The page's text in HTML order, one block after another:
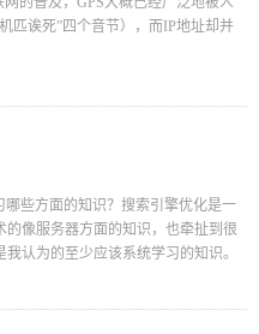
匹诶死”四个音节），而IP地址却并
些方面的知识？搜索引擎优化是一
像服务器方面的知识，也牵扯到很
认为的至少应该系统学习的知识。